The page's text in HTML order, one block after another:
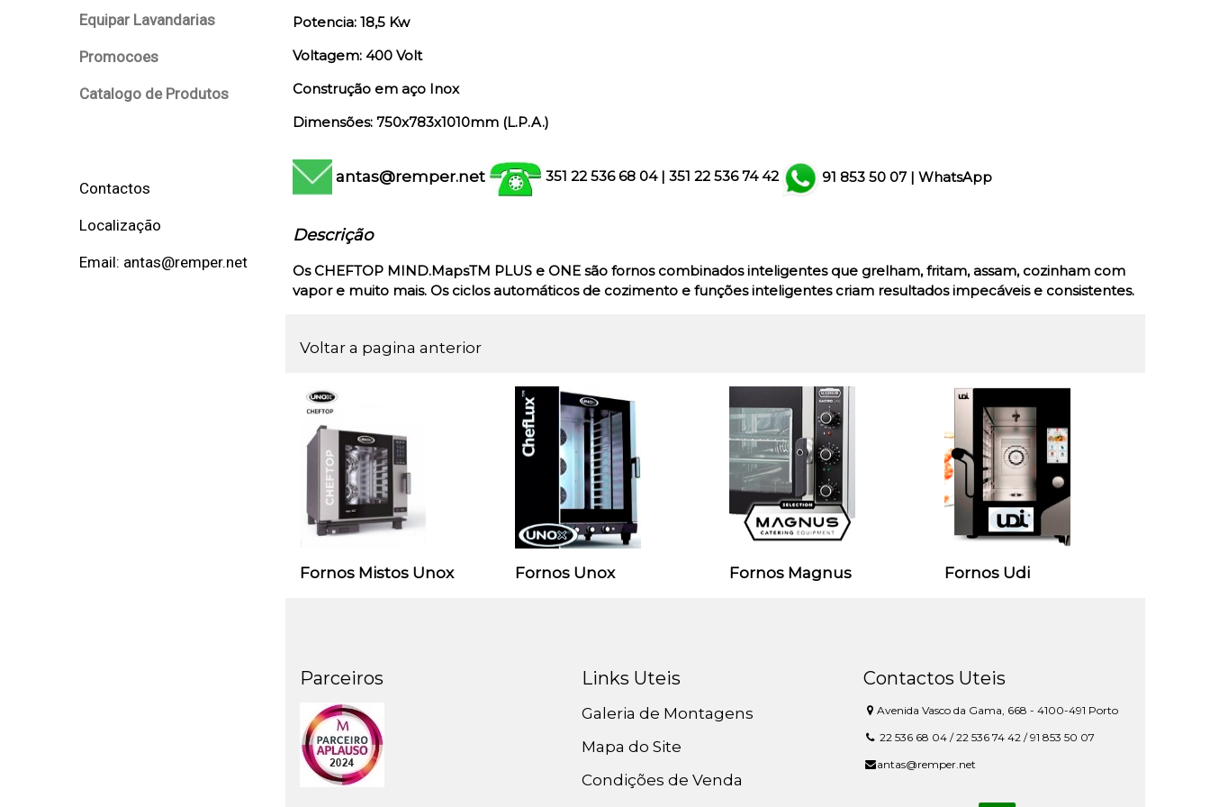
Equipar Lavandarias
Promocoes
Catalogo de Produtos
Contactos
Localização
Email: antas@remper.net
Potencia: 18,5 Kw
Voltagem: 400 Volt
Construção em aço Inox
Dimensões: 750x783x1010mm (L.P.A.)
antas@remper.net 351 22 536 68 04 | 351 22 536 74 42 91 853 50 07 | WhatsApp
Descrição
OsCHEFTOP MIND.MapsTM PLUS e ONE são fornos combinados inteligentes que grelham, fritam, assam, cozinham com
vapor e muito mais. Os ciclos automáticos de cozimento e funções inteligentes criam resultados impecáveis e consistentes.
Voltar a pagina anterior
Fornos Mistos Unox Fornos Unox Fornos Magnus Fornos Udi
Parceiros Links Uteis
Galeria de Montagens
Mapa do Site
Condições de Venda
Contactos Uteis
Avenida Vasco da Gama, 668 - 4100-491 Porto
22 536 68 04 / 22 536 74 42 / 91 853 50 07
antas@remper.net